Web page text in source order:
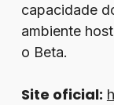
capacidade
ambiente
o Beta.
Site oficial: